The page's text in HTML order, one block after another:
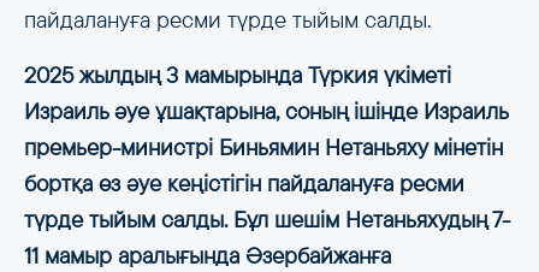
пайдалануға ресми түрде тыйым салды.
2025 жылдың 3 мамырында Түркия үкіметі
Израиль әуе ұшақтарына, соның ішінде Израиль
премьер-министрі Биньямин Нетаньяху мінетін
бортқа өз әуе кеңістігін пайдалануға ресми
түрде тыйым салды. Бұл шешім Нетаньяхудың 7-
11 мамыр аралығында Әзербайжанға